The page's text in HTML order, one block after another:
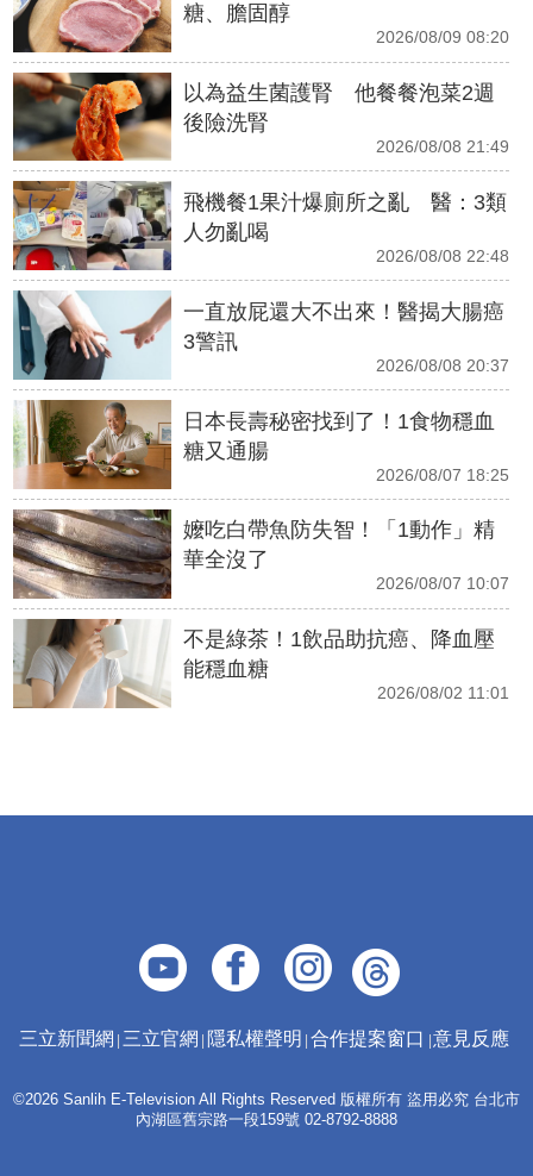
糖、膽固醇
2026/08/09 08:20
以為益生菌護腎 他餐餐泡菜2週
後險洗腎
2026/08/08 21:49
飛機餐1果汁爆廁所之亂 醫：3類
人勿亂喝
2026/08/08 22:48
一直放屁還大不出來！醫揭大腸癌
3警訊
2026/08/08 20:37
日本長壽秘密找到了！1食物穩血
糖又通腸
2026/08/07 18:25
嬤吃白帶魚防失智！「1動作」精
華全沒了
2026/08/07 10:07
不是綠茶！1飲品助抗癌、降血壓
能穩血糖
2026/08/02 11:01
三立新聞網 三立官網 隱私權聲明 合作提案窗口 意見反應
©2026 Sanlih E-Television All Rights Reserved 版權所有 盜用必究 台北市
內湖區舊宗路一段159號 02-8792-8888